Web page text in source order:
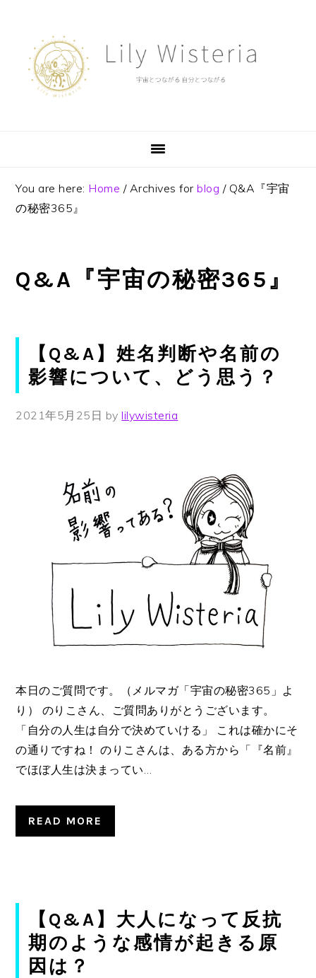
primary
navigation
content
You are here: Home /Archives forblog /Q&A『宇宙
の秘密365』
Q&A『宇宙の秘密365』
【Q&A】姓名判断や名前の
影響について、どう思う？
2021年5月25日 bylilywisteria
本日のご質問です。（メルマガ「宇宙の秘密365」よ
り） のりこさん、ご質問ありがとうございます。
「自分の人生は自分で決めていける」 これは確かにそ
の通りですね！ のりこさんは、ある方から「『名前』
でほぼ人生は決まってい…
READ MORE
【Q&A】大人になって反抗
期のような感情が起きる原
因は？